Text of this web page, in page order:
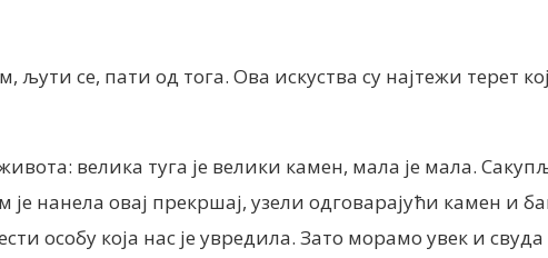
љути се, пати од тога. Ова искуства су најтежи терет
велика туга је велики камен, мала је мала.
нанела овај прекршај, узели одговарајући камен и
особу која нас је увредила. Зато морамо увек и